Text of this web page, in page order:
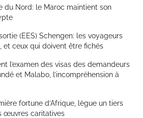
du Nord: le Maroc maintient son
(EES) Schengen: les voyageurs
et ceux qui doivent être fichés
l’examen des visas des demandeurs
et Malabo, l’incompréhension à
fortune d’Afrique, lègue un tiers
œuvres caritatives